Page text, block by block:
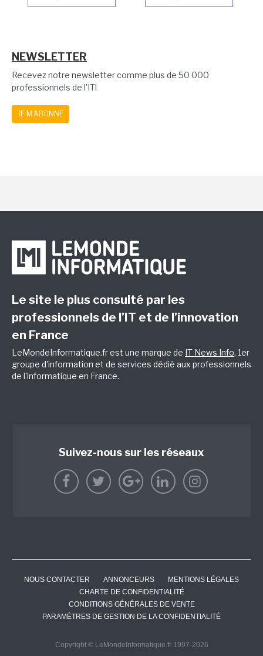
NEWSLETTER
Recevez notre newsletter comme plus de 50 000
professionnels de l'IT!
JE M'ABONNE
Le site le plus consulté par les
professionnels de l’IT et de l’innovation
en France
LeMondeInformatique.fr est une marque de IT News Info, 1er
groupe d'information et de services dédié aux professionnels
de l'informatique en France.
Suivez-nous sur les réseaux
NOUS CONTACTER ANNONCEURS
MENTIONS LÉGALES
CHARTE DE CONFIDENTIALITÉ
CONDITIONS GÉNÉRALES DE VENTE
PARAMÈTRES DE GESTION DE LA CONFIDENTIALITÉ
Copyright © LeMondeInformatique.fr 1997-2026